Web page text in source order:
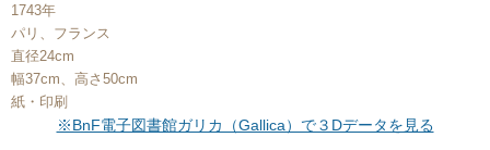
1743年
パリ、フランス
直径24cm
幅37cm、高さ50cm
紙・印刷
※BnF電子図書館ガリカ（Gallica）で３Dデータを見る